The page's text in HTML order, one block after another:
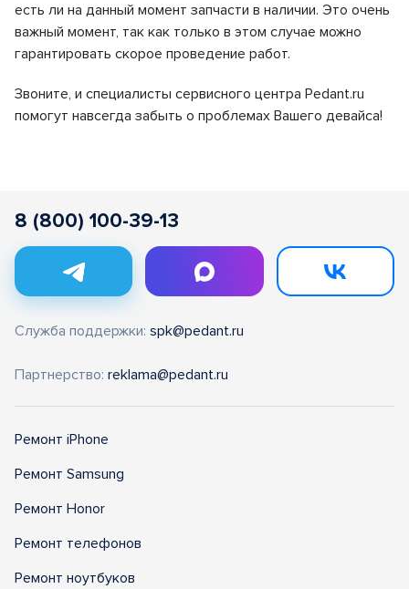
есть ли на данный момент запчасти в наличии. Это очень
важный момент, так как только в этом случае можно
гарантировать скорое проведение работ.
Звоните, и специалисты сервисного центра Pedant.ru
помогут навсегда забыть о проблемах Вашего девайса!
8 (800) 100-39-13
Служба поддержки: spk@pedant.ru
Партнерство: reklama@pedant.ru
Ремонт iPhone
Ремонт Samsung
Ремонт Honor
Ремонт телефонов
Ремонт ноутбуков